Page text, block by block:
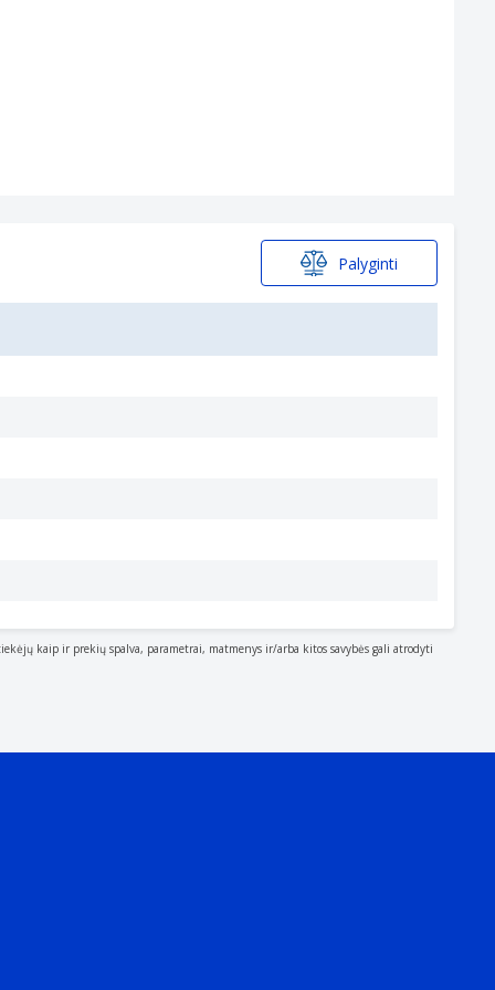
Palyginti
kaip ir prekių spalva, parametrai, matmenys ir/arba kitos savybės gali atrodyti